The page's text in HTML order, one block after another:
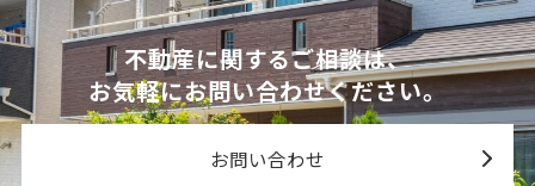
不動産に関するご相談は、
お気軽にお問い合わせください。
お問い合わせ